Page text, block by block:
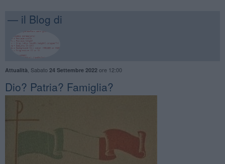
— il Blog di
Attualità Sabato 24 Settembre 2022ore 12:00
​Dio? Patria? Famiglia?